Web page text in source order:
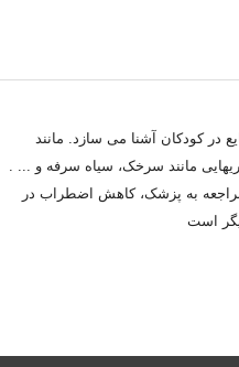
در کودکان آشنا می سازد. مانند
مانند سرخک، سیاه سرفه و ... .
به پزشک، کاهش اضطراب در
است